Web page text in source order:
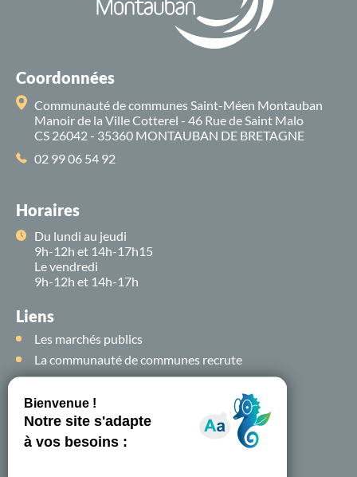
Coordonnées
Communauté de communes Saint-Méen Montauban
Manoir de la Ville Cotterel - 46 Rue de Saint Malo
CS 26042 - 35360 MONTAUBAN DE BRETAGNE
02 99 06 54 92
Horaires
Du lundi au jeudi
9h-12h et 14h-17h15
Le vendredi
9h-12h et 14h-17h
Liens
Les marchés publics
La communauté de communes recrute
Suivez-nous sur
les
réseaux sociaux !